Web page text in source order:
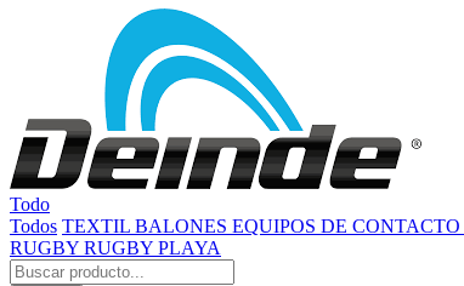
Todo
Todos TEXTIL BALONES EQUIPOS DE CONTACTO
RUGBY RUGBY PLAYA